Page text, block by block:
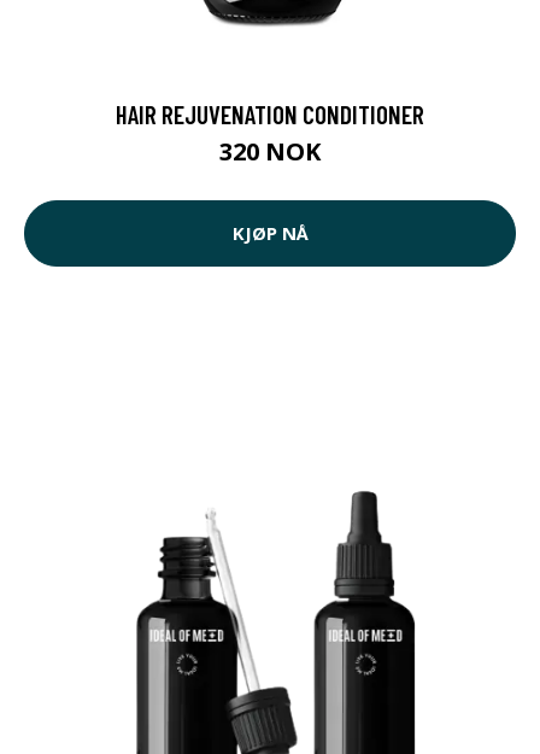
HAIR REJUVENATION CONDITIONER
320 NOK
KJØP NÅ